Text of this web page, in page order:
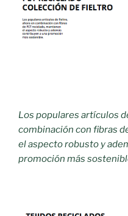
Los populares artículos
combinación con fibras
el aspecto robusto y
promoción más